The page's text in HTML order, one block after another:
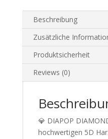
Beschreibung
Zusätzliche
Produktsicherheit
Reviews (0)
💎 DIAPOP
hochwertigen 5D